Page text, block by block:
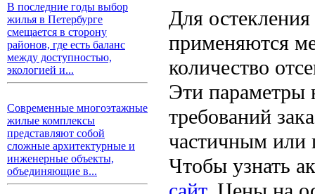
В последние годы выбор
жилья в Петербурге
смещается в сторону
районов, где есть баланс
между доступностью,
экологией и...
Современные многоэтажные
жилые комплексы
представляют собой
сложные архитектурные и
инженерные объекты,
объединяющие в...
Для
применяются
количество
Эти параметры
требований
частичным или
Чтобы узнать